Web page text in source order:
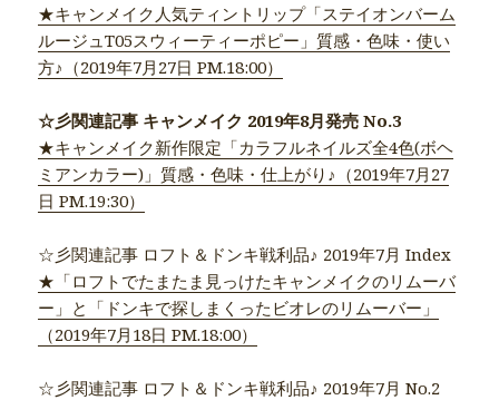
★キャンメイク人気ティントリップ「ステイオンバーム
ルージュT05スウィーティーポピー」質感・色味・使い
方♪（2019年7月27日 PM.18:00）
☆彡関連記事 キャンメイク 2019年8月発売 No.3
★キャンメイク新作限定「カラフルネイルズ全4色(ボヘ
ミアンカラー)」質感・色味・仕上がり♪（2019年7月27
日 PM.19:30）
☆彡関連記事 ロフト＆ドンキ戦利品♪ 2019年7月 Index
★「ロフトでたまたま見っけたキャンメイクのリムーバ
ー」と「ドンキで探しまくったビオレのリムーバー」
（2019年7月18日 PM.18:00）
☆彡関連記事 ロフト＆ドンキ戦利品♪ 2019年7月 No.2